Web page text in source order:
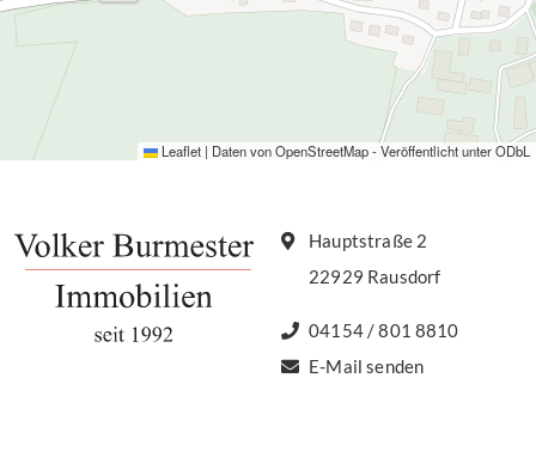
Leaflet | Daten vonOpenStreetMap- Veröffentlicht unterODbL
Hauptstraße 2
22929 Rausdorf
04154 / 801 8810
E-Mail senden